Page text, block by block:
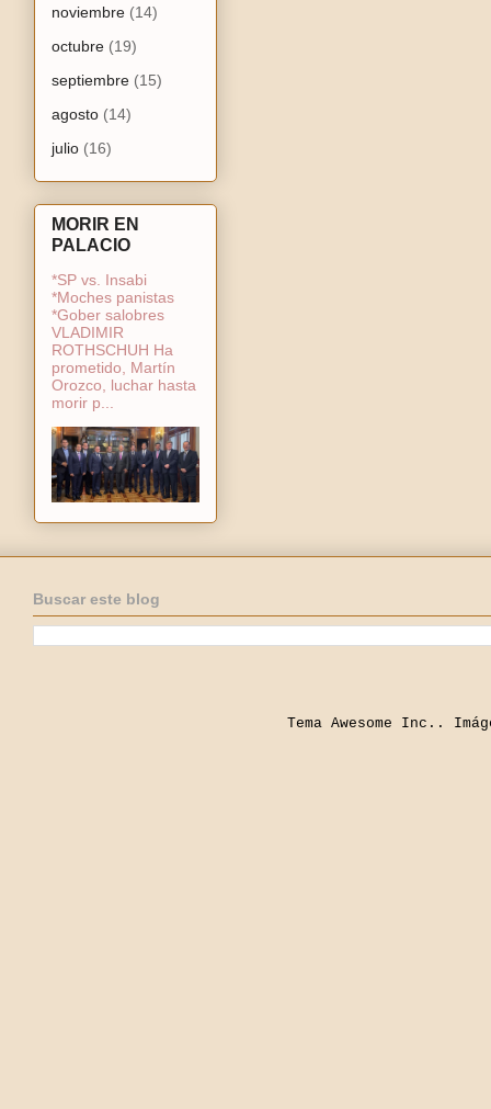
noviembre (14)
octubre (19)
septiembre (15)
agosto (14)
julio (16)
MORIR EN
PALACIO
*SP vs. Insabi
*Moches panistas
*Gober salobres
VLADIMIR
ROTHSCHUH Ha
prometido, Martín
Orozco, luchar hasta
morir p...
Buscar este blog
Tema Awesome Inc..